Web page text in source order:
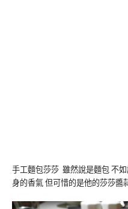
手工麵包莎莎 雖然說是麵包 不
身的香氣 但可惜的是他的莎莎醬